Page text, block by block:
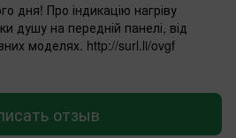
дня! Про індикацію нагріву
душу на передній панелі, від
моделях. http://surl.li/ovgf
отзыв